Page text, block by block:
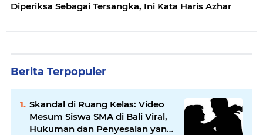
Diperiksa Sebagai Tersangka, Ini Kata Haris Azhar
Berita Terpopuler
Skandal di Ruang Kelas: Video
Mesum Siswa SMA di Bali Viral,
Hukuman dan Penyesalan yang